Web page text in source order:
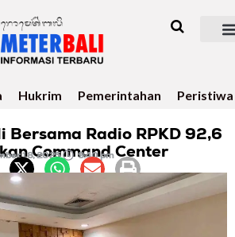
Hukrim Pemerintahan Peristiwa
Bersama Radio RPKD 92,6
Command Center
18, 2025 9:40 pm